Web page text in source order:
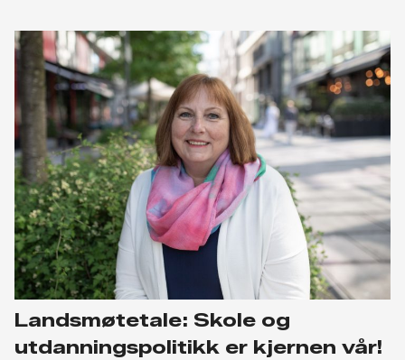
Landsmøtetale: Skole og
utdanningspolitikk er kjernen vår!